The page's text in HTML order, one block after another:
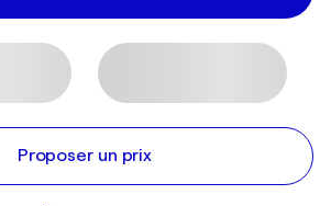
Proposer un prix